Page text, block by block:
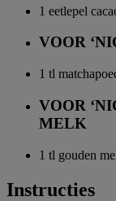
1 eetlepel
VOOR
1 tl
VOOR
MELK
1 tl gouden
Instructies